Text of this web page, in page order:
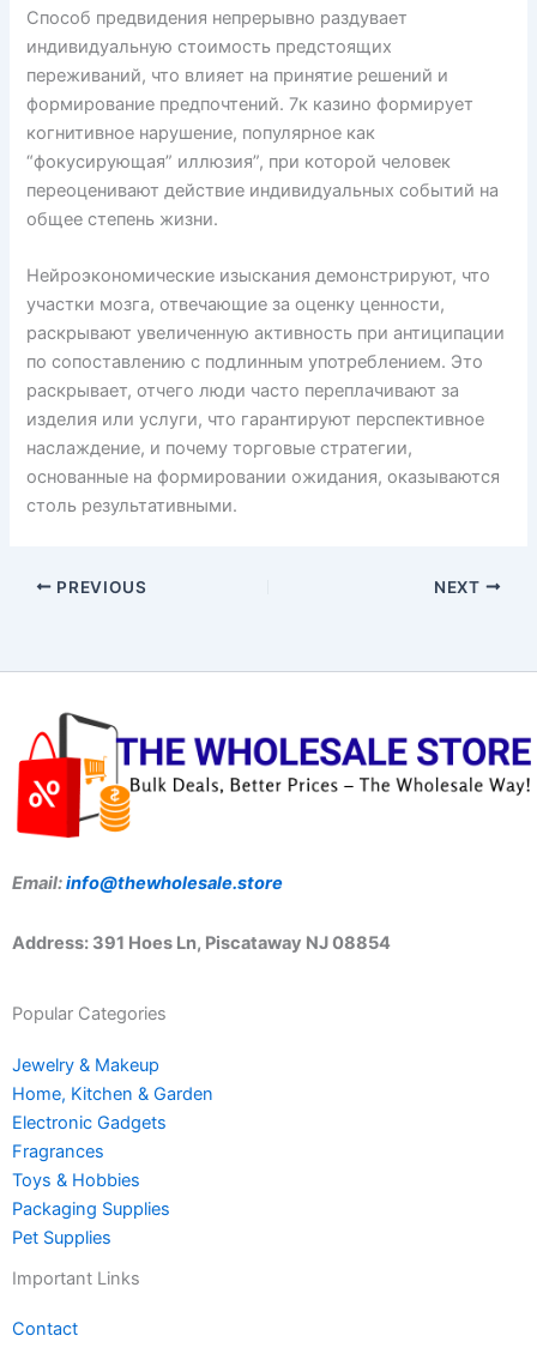
Способ предвидения непрерывно раздувает
индивидуальную стоимость предстоящих
переживаний, что влияет на принятие решений и
формирование предпочтений. 7к казино формирует
когнитивное нарушение, популярное как
“фокусирующая” иллюзия”, при которой человек
переоценивают действие индивидуальных событий на
общее степень жизни.
Нейроэкономические изыскания демонстрируют, что
участки мозга, отвечающие за оценку ценности,
раскрывают увеличенную активность при антиципации
по сопоставлению с подлинным употреблением. Это
раскрывает, отчего люди часто переплачивают за
изделия или услуги, что гарантируют перспективное
наслаждение, и почему торговые стратегии,
основанные на формировании ожидания, оказываются
столь результативными.
PREVIOUS NEXT
Email:info@thewholesale.store
Address: 391 Hoes Ln, Piscataway NJ 08854
Popular Categories
Jewelry & Makeup
Home, Kitchen & Garden
Electronic Gadgets
Fragrances
Toys & Hobbies
Packaging Supplies
Pet Supplies
Important Links
Contact